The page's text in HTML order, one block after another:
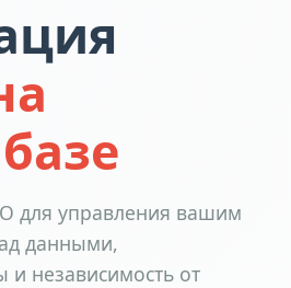
для управления вашим
данными,
и независимость от